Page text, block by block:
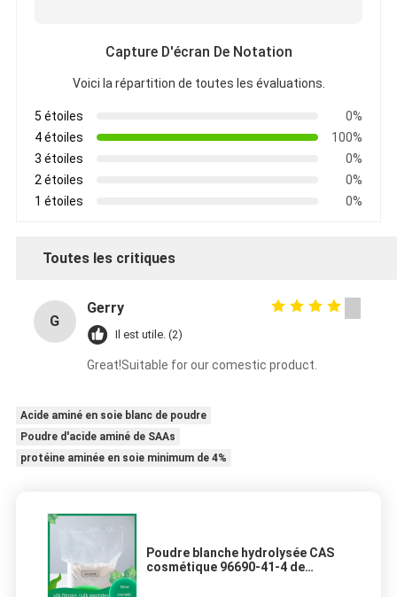
Capture D'écran De Notation
Voici la répartition de toutes les évaluations.
5 étoiles
0%
4 étoiles
100%
3 étoiles
0%
2 étoiles
0%
1 étoiles
0%
Toutes les critiques
G
Gerry
Il est utile. (2)
Great!Suitable for our comestic product.
Acide aminé en soie blanc de poudre
Poudre d'acide aminé de SAAs
protéine aminée en soie minimum de 4%
Poudre blanche hydrolysée CAS
cosmétique 96690-41-4 de